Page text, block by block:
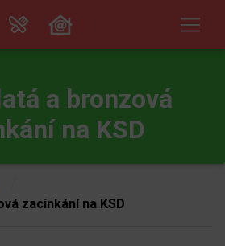
a bronzová
na KSD
zacinkání na KSD